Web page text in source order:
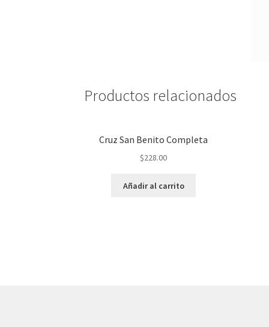
Productos relacionados
Cruz San Benito Completa
$228.00
Añadir al carrito